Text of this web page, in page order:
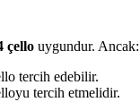
çello uygundur. Ancak:
tercih edebilir.
tercih etmelidir.